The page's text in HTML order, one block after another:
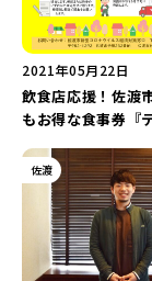
長岡・見附
柏崎・刈羽・出雲
日本酒・新潟清酒
ケーキ・パフェ
忘新年会・歓送迎会
周年祭・感謝祭
2021年05月22日
飲食店応援！佐渡
もお得な食事券『
佐渡